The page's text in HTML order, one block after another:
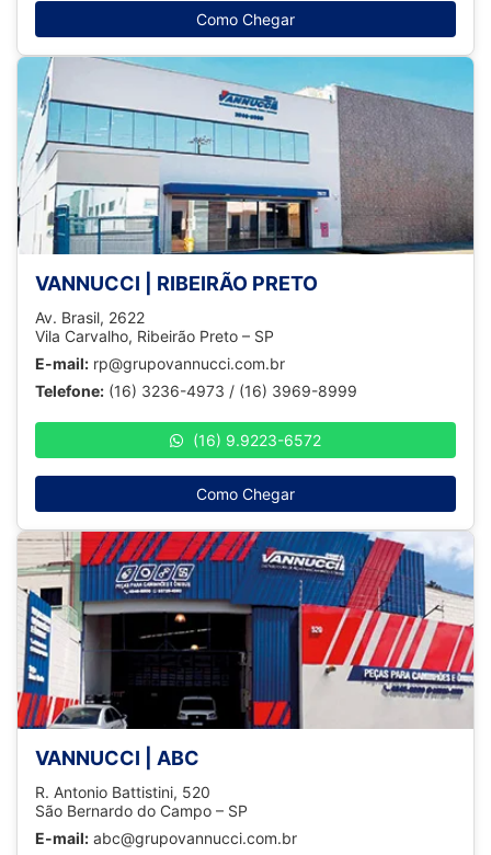
Como Chegar
VANNUCCI | RIBEIRÃO PRETO
Av. Brasil, 2622
Vila Carvalho, Ribeirão Preto – SP
E-mail: rp@grupovannucci.com.br
Telefone: (16) 3236-4973 / (16) 3969-8999
(16) 9.9223-6572
Como Chegar
VANNUCCI | ABC
R. Antonio Battistini, 520
São Bernardo do Campo – SP
E-mail: abc@grupovannucci.com.br